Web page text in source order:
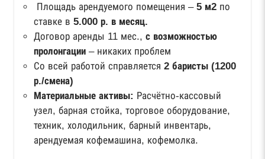
Площадь арендуемого помещения –5 м2 по
ставке в 5.000 р. в месяц.
Договор аренды 11 мес., с возможностью
пролонгации – никаких проблем
Со всей работой справляется 2 баристы (1200
р./смена)
Материальные активы: Расчётно-кассовый
узел, барная стойка, торговое оборудование,
техник, холодильник, барный инвентарь,
арендуемая кофемашина, кофемолка.